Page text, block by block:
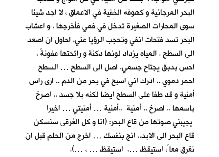
البحر المرجانية و كهوفه الخفية في الاعماق ، لا اجد شيئا
سوى المحارات الصغيرة تدخل في فمي فأخرجها ، و اعشاب
البحر تسد فتحات انفي وتحجب الرؤيا عني. احاول ان اصعد
الى السطح . المياه يزداد لونها دكنة و رائحتها عفونةً .
احس بدبق يجتاح جسمي. اصل الى السطح … السطح
احمر دموي .. ادرك اني اسبح في بحر من الدم .. ارى راس
أمنية و قد طفا على السطح ايضا لكنه بلا جسد .. اصرخ
باسمها .. اصرخ .. أمنية ..أمنية … أمنيتي … اخيرا
يجيبني صوتها من قاع البحر: (انا و كل الغرقى سنسكن
قاع البحر الى الابد.. انج بنفسك … اخرج من الحلم قبل ان
نغرق معا ً، استيقظ …. استيقظ … ، …).